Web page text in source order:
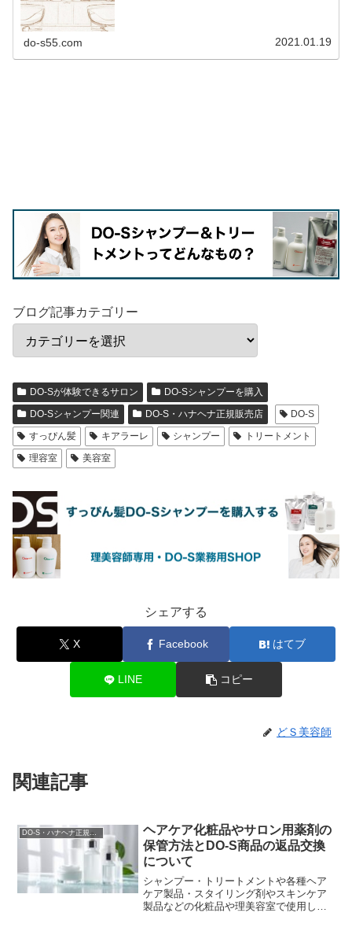
do-s55.com 2021.01.19
ブログ記事カテゴリー
DO-Sが体験できるサロン
DO-Sシャンプーを購入
DO-Sシャンプー関連
DO-S・ハナヘナ正規販売店
DO-S
すっぴん髪
キアラーレ シャンプー
トリートメント
理容室
美容室
シェアする
X Facebook はてブ
LINE コピー
どＳ美容師
関連記事
ヘアケア化粧品やサロン用薬剤の
保管方法とDO-S商品の返品交換
について
シャンプー・トリートメントや各種ヘア
ケア製品・スタイリング剤やスキンケア
製品などの化粧品や理美容室で使用して